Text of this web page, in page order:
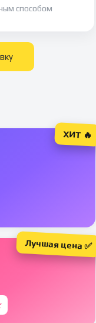
способом
ХИТ 🔥
Лучшая цена ✅